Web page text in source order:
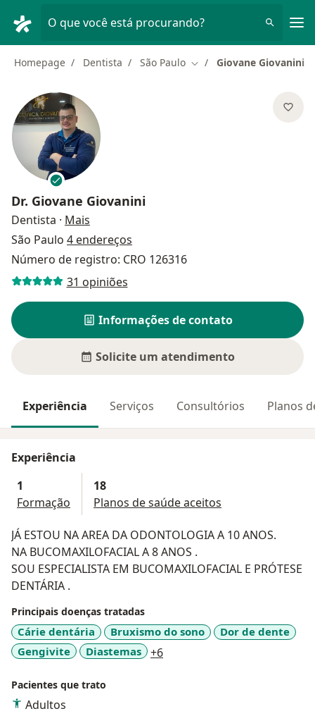
O que você está procurando?
Homepage Dentista São Paulo Mudar de cidade
Giovane Giovanini
Dr. Giovane Giovanini
Dentista · Mais
São Paulo 4 endereços
Número de registro: CRO 126316
31 opiniões
Informações de contato
Solicite um atendimento
Experiência Serviços Consultórios Planos
Experiência
1
Formação
18
Planos de saúde aceitos
JÁ ESTOU NA AREA DA ODONTOLOGIA A 10 ANOS.
NA BUCOMAXILOFACIAL A 8 ANOS .
SOU ESPECIALISTA EM BUCOMAXILOFACIAL E PRÓTESE
DENTÁRIA .
Principais doenças tratadas
Cárie dentária Bruxismo do sono
Dor de dente
Gengivite
Diastemas +6a11y_sr_more_diseases
Pacientes que trato
Adultos